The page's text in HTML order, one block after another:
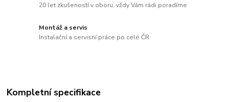
20 let zkušeností v oboru, vždy Vám rádi poradíme
Montáž a servis
Instalační a servisní práce po celé ČR
Kompletní specifikace